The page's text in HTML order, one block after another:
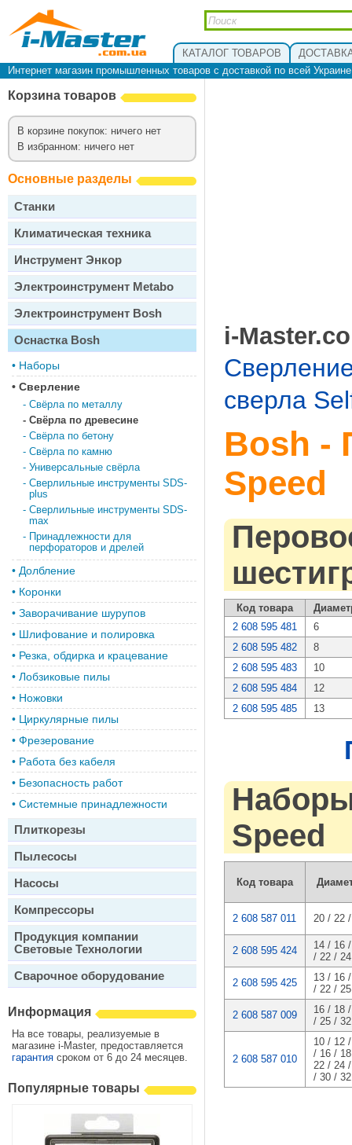
КАТАЛОГ ТОВАРОВ
Интернет магазин промышленных товаров с доставкой по всей
Корзина товаров
В корзине покупок: ничего нет
В избранном: ничего нет
Основные разделы
Станки
Климатическая техника
Инструмент Энкор
Электроинструмент Metabo
Электроинструмент Bosh
Оснастка Bosh
• Наборы
• Сверление
- Свёрла по металлу
- Свёрла по древесине
- Свёрла по бетону
- Свёрла по камню
- Универсальные свёрла
- Сверлильные инструменты SDS-
plus
- Сверлильные инструменты SDS-
max
- Принадлежности для
перфораторов и дрелей
• Долбление
• Коронки
• Заворачивание шурупов
• Шлифование и полировка
• Резка, обдирка и крацевание
• Лобзиковые пилы
• Ножовки
• Циркулярные пилы
• Фрезерование
• Работа без кабеля
• Безопасность работ
• Системные принадлежности
Плиткорезы
Пылесосы
Насосы
Компрессоры
Продукция компании
Световые Технологии
Сварочное оборудование
Информация
На все товары, реализуемые в
магазине i-Master, предоставляется
гарантия сроком от 6 до 24 месяцев.
Популярные товары
i-
сверла
Bosh -
Speed
Код товара
2 608 595 481
6
2 608 595 482
8
2 608 595 483
10
2 608 595 484
12
2 608 595 485
13
Speed
Код товара
2 608 587 011 20 / 22
2 608 595 424
14 / 16
/ 22 / 24
2 608 595 425
13 / 16
/ 22 / 25
2 608 587 009
16 / 18
/ 25 / 32
2 608 587 010
10 / 12
/ 16 /
22 / 24
/ 30 / 32